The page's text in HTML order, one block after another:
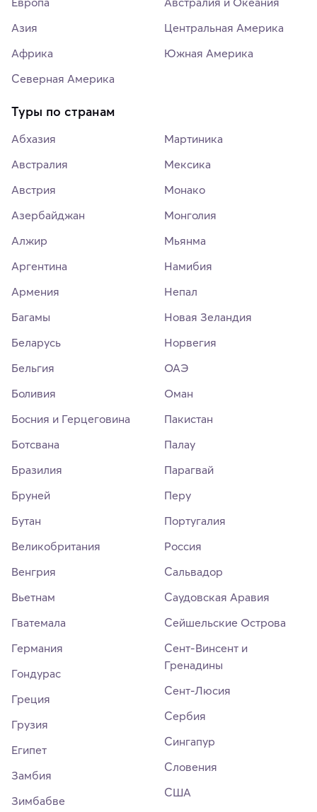
Азия
Африка
Северная Америка
Центральная Америка
Южная Америка
Туры по странам
Абхазия
Австралия
Австрия
Азербайджан
Алжир
Аргентина
Армения
Багамы
Беларусь
Бельгия
Боливия
Босния и Герцеговина
Ботсвана
Бразилия
Бруней
Бутан
Великобритания
Венгрия
Вьетнам
Гватемала
Германия
Гондурас
Греция
Грузия
Египет
Замбия
Зимбабве
Мартиника
Мексика
Монако
Монголия
Мьянма
Намибия
Непал
Новая Зеландия
Норвегия
ОАЭ
Оман
Пакистан
Палау
Парагвай
Перу
Португалия
Россия
Сальвадор
Саудовская Аравия
Сейшельские Острова
Сент-Винсент и
Гренадины
Сент-Люсия
Сербия
Сингапур
Словения
США